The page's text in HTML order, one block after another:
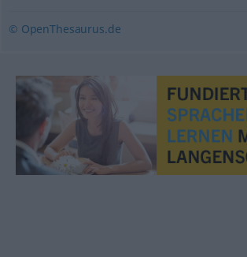
© OpenThesaurus.de